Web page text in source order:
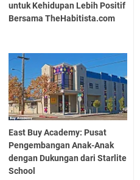
untuk Kehidupan Lebih Positif
Bersama TheHabitista.com
East Buy Academy: Pusat
Pengembangan Anak-Anak
dengan Dukungan dari Starlite
School